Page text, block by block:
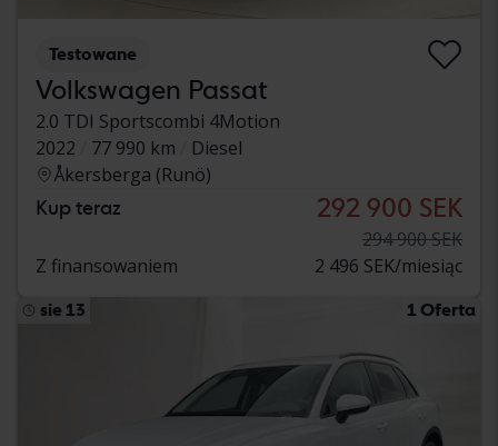
Testowane
Volkswagen Passat
2.0 TDI Sportscombi 4Motion
2022
77 990 km
Diesel
Åkersberga (Runö)
Kup teraz 292 900 SEK
294 900 SEK
Z finansowaniem
2 496 SEK/miesiąc
sie 13 1 Oferta